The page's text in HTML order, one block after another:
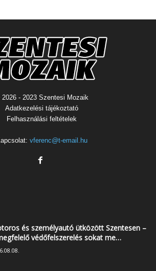
- 2023 Szentesi Mozaik
Adatkezelési tájékoztató
Felhasználási feltételek
vferenc@t-email.hu
és személyautó ütközött Szentesen –
védőfelszerelés sokat me…